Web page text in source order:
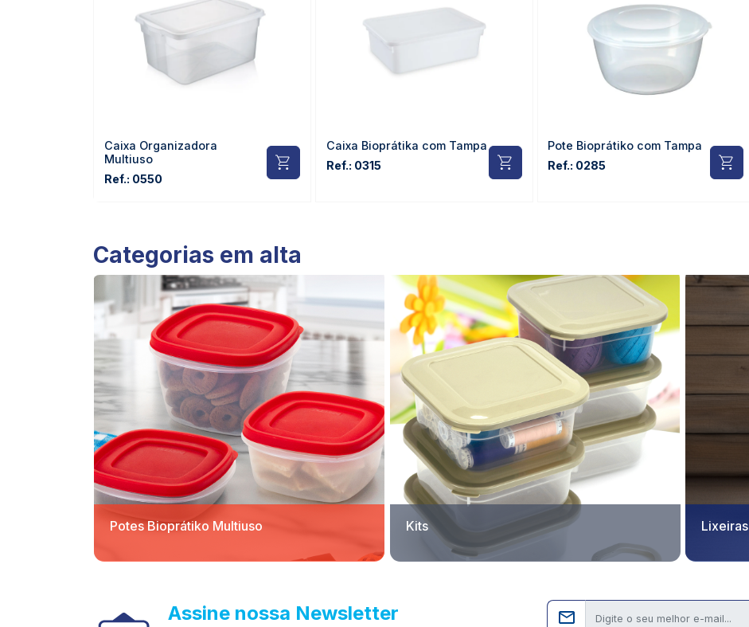
Caixa Organizadora
Multiuso
Ref.: 0550
Caixa Bioprátika com Tampa
Ref.: 0315
Pote Bioprátiko com Tampa
Ref.: 0285
Categorias em alta
Potes Bioprátiko Multiuso Kits Lixeiras
Assine nossa Newsletter